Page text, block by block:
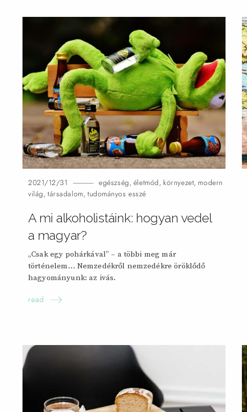
2021/12/31 egészség, életmód, környezet, modern
világ,társadalom, tudományos esszé
A mi alkoholistáink: hogyan vedel
a magyar?
„Csak egy pohárkával” – a többi meg már
történelem… Nemzedékről nemzedékre öröklődő
hagyományunk: az ivás.
read